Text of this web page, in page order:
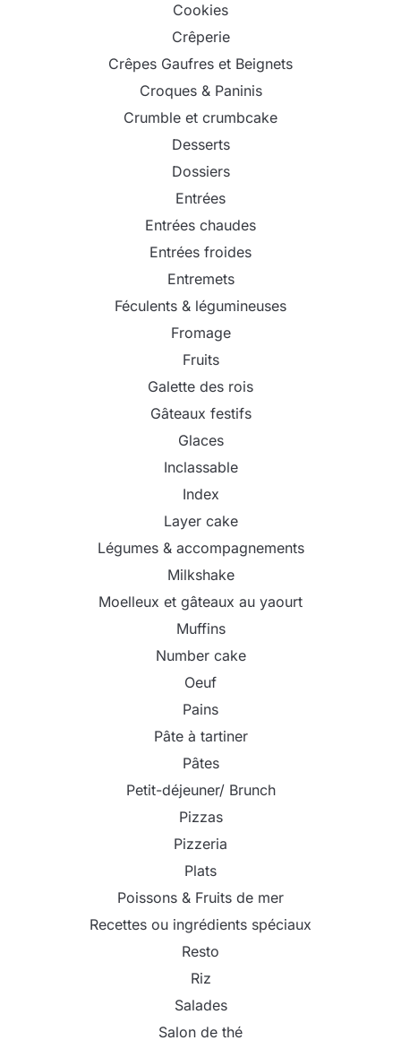
Cookies
Crêperie
Crêpes Gaufres et Beignets
Croques & Paninis
Crumble et crumbcake
Desserts
Dossiers
Entrées
Entrées chaudes
Entrées froides
Entremets
Féculents & légumineuses
Fromage
Fruits
Galette des rois
Gâteaux festifs
Glaces
Inclassable
Index
Layer cake
Légumes & accompagnements
Milkshake
Moelleux et gâteaux au yaourt
Muffins
Number cake
Oeuf
Pains
Pâte à tartiner
Pâtes
Petit-déjeuner/ Brunch
Pizzas
Pizzeria
Plats
Poissons & Fruits de mer
Recettes ou ingrédients spéciaux
Resto
Riz
Salades
Salon de thé